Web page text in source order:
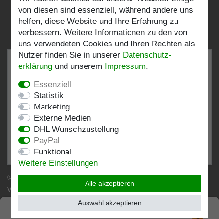
bei: shopvote.de, Amazon
Bewertungsprofil bei SHOPVOTE.DE ansehen
Informationen zur Echtheit von Kundenbewertungen
© Copyright 2026 | Stockshop.de GmbH. Alle Rechte
vorbehalten.
von diesen sind essenziell, während andere uns
helfen, diese Website und Ihre Erfahrung zu
verbessern. Weitere Informationen zu den von
uns verwendeten Cookies und Ihren Rechten als
Nutzer finden Sie in unserer Daten­schutz­
erklärung und unserem Impressum.
Essenziell
Statistik
Marketing
Externe Medien
DHL Wunschzustellung
PayPal
Funktional
Weitere Einstellungen
Alle akzeptieren
Auswahl akzeptieren
SEHR GUT